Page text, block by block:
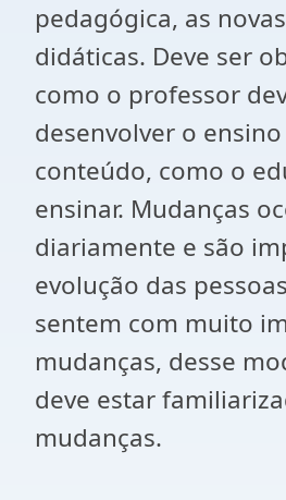
pedagógica, as
didáticas. Deve ser
como o professor
desenvolver o
conteúdo, como o
ensinar. Mudanças
diariamente e são
evolução das
sentem com muito
mudanças, desse
deve estar
mudanças.